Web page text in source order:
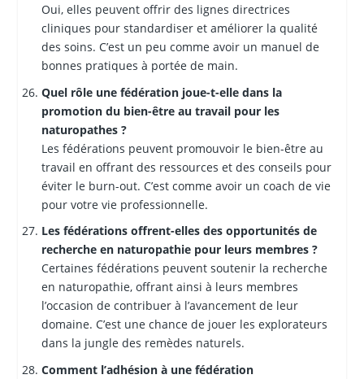
Oui, elles peuvent offrir des lignes directrices
cliniques pour standardiser et améliorer la qualité
des soins. C’est un peu comme avoir un manuel de
bonnes pratiques à portée de main.
Quel rôle une fédération joue-t-elle dans la
promotion du bien-être au travail pour les
naturopathes ?
Les fédérations peuvent promouvoir le bien-être au
travail en offrant des ressources et des conseils pour
éviter le burn-out. C’est comme avoir un coach de vie
pour votre vie professionnelle.
Les fédérations offrent-elles des opportunités de
recherche en naturopathie pour leurs membres ?
Certaines fédérations peuvent soutenir la recherche
en naturopathie, offrant ainsi à leurs membres
l’occasion de contribuer à l’avancement de leur
domaine. C’est une chance de jouer les explorateurs
dans la jungle des remèdes naturels.
Comment l’adhésion à une fédération